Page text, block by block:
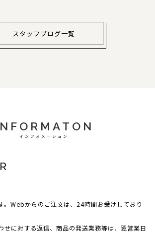
スタッフブログ一覧
インフォメーション
Webからのご注文は、24時間お受けしており
せに対する返信、商品の発送業務等は、翌営業日